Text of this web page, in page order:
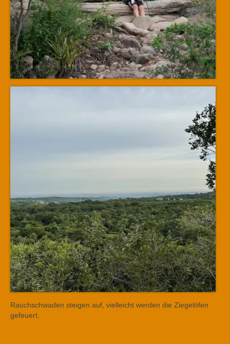
Rauchschwaden steigen auf, vielleicht werden die Ziegelöfen
gefeuert.